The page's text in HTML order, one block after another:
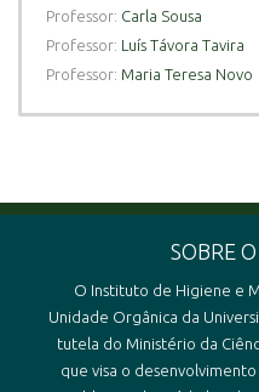
Professor: Carla Sousa
Professor: Luís Távora Tavira
Professor: Maria Teresa Novo
SOBRE
O Instituto de Higiene e
Unidade Orgânica da
tutela do Ministério da
que visa o